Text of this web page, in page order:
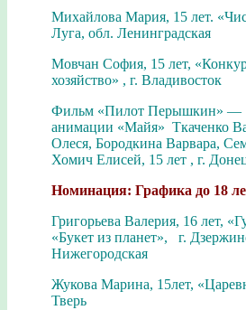
Михайлова Мария, 15 лет.
Луга, обл. Ленинградская
Мовчан София, 15 лет,
хозяйство» , г. Владивосток
Фильм «Пилот Перышкин» —
анимации «Майя» Ткаченко
Олеся, Бородкина Варвара,
Хомич Елисей, 15 лет , г.
Номинация: Графика до 18
Григорьева Валерия, 16 лет,
«Букет из планет», г.
Нижегородская
Жукова Марина, 15лет,
Тверь